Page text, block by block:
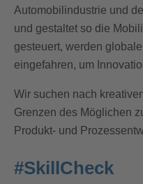
Automobilindustrie und
und gestaltet so die
gesteuert, werden
eingefahren, um
Wir suchen nach
Grenzen des Möglichen
Produkt- und
#SkillCheck